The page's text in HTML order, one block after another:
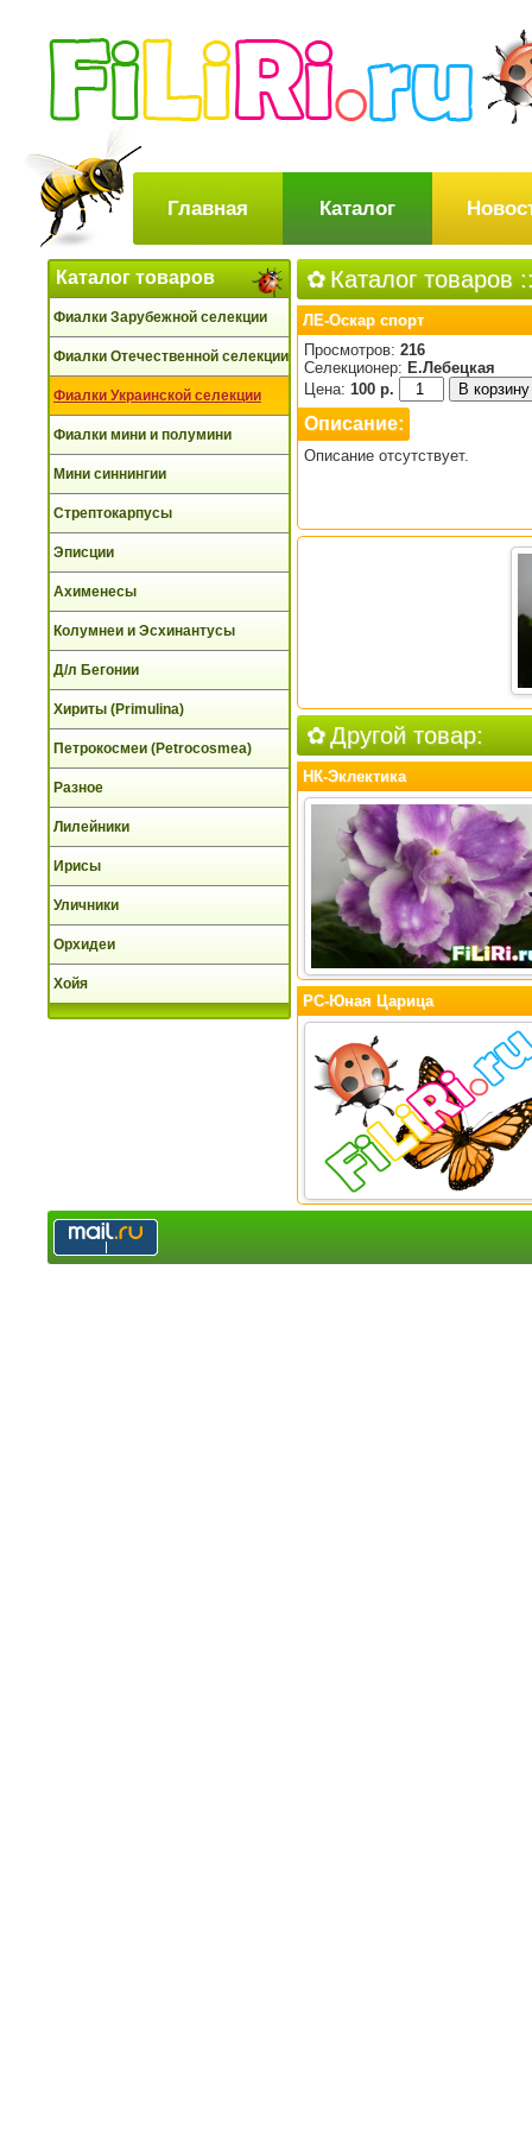
Главная Каталог
Каталог товаров
Фиалки Зарубежной селекции
Фиалки Отечественной селекции
Фиалки Украинской селекции
Фиалки мини и полумини
Мини синнингии
Стрептокарпусы
Эписции
Ахименесы
Колумнеи и Эсхинантусы
Д/л Бегонии
Хириты (Primulina)
Петрокосмеи (Petrocosmea)
Разное
Лилейники
Ирисы
Уличники
Орхидеи
Хойя
Каталог товаров
ЛЕ-Оскар спорт
Просмотров: 216
Селекционер: Е.Лебецкая
Цена: 100 р.
Описание:
Описание отсутствует.
Другой товар:
НК-Эклектика
РС-Юная Царица